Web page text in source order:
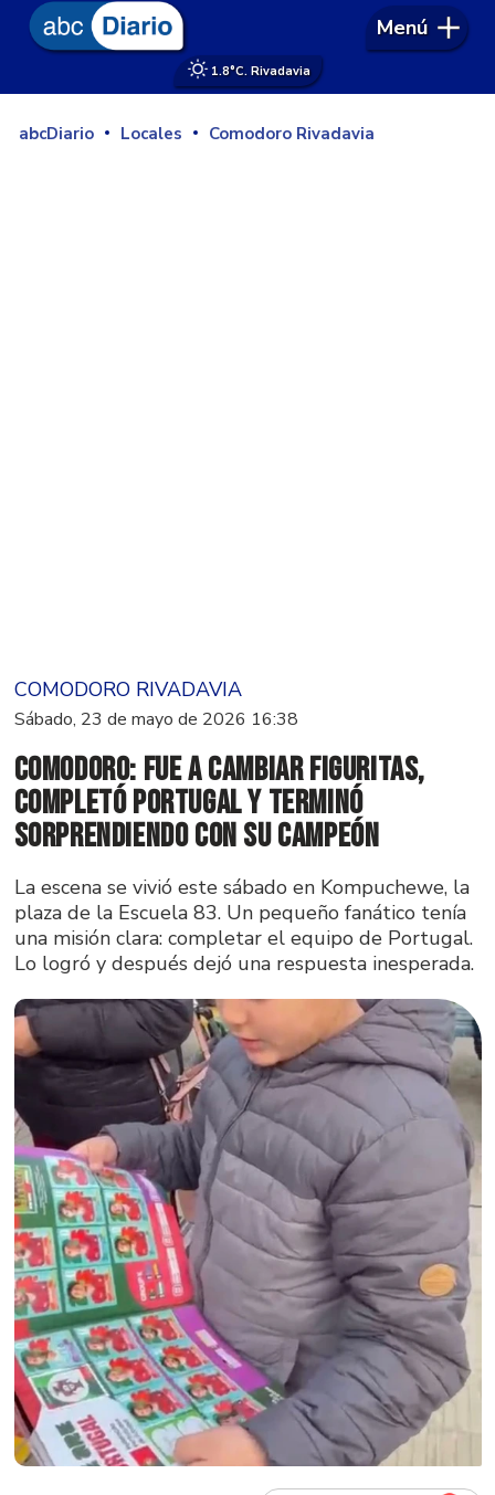
1.8°C. Rivadavia
Menú
abcDiario Locales Comodoro Rivadavia
COMODORO RIVADAVIA
Sábado, 23 de mayo de 2026 16:38
Comodoro: fue a cambiar figuritas,
completó Portugal y terminó
sorprendiendo con su campeón
La escena se vivió este sábado en Kompuchewe, la
plaza de la Escuela 83. Un pequeño fanático tenía
una misión clara: completar el equipo de Portugal.
Lo logró y después dejó una respuesta inesperada.